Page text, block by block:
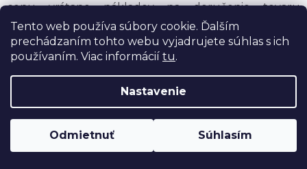
Tento web používa súbory cookie. Ďalším
prechádzaním tohto webu vyjadrujete súhlas s ich
používaním. Viac informácií tu.
Nastavenie
Odmietnuť Súhlasím
cenu vrátane nákladov na doručenie tovaru
v hotovosti, resp. platobnou kartou pri osobnom
prevzatí tovaru, dobierkou v mieste dodania tovaru
alebo bezhotovostným prevodom na účet
pred prevzatím tovaru.
V prípade, ak kupujúci zaplatí predávajúcemu